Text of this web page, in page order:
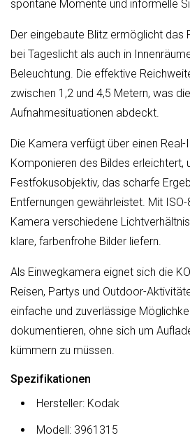
spontane Momente und informelle
Der eingebaute Blitz ermöglicht das
bei Tageslicht als auch in
Beleuchtung. Die effektive
zwischen 1,2 und 4,5 Metern, was
Aufnahmesituationen abdeckt.
Die Kamera verfügt über einen
Komponieren des Bildes erleichtert,
Festfokusobjektiv, das scharfe
Entfernungen gewährleistet. Mit
Kamera verschiedene
klare, farbenfrohe Bilder liefern.
Als Einwegkamera eignet sich die
Reisen, Partys und Outdoor-
einfache und zuverlässige
dokumentieren, ohne sich um
kümmern zu müssen.
Spezifikationen
Hersteller: Kodak
Modell: 3961315